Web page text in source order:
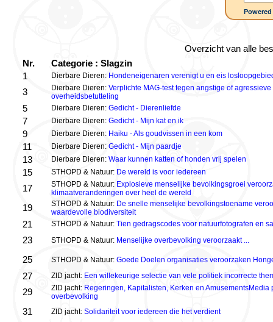
Overzicht van alle
Nr.
Categorie : Slagzin
1
Dierbare Dieren: Hondeneigenaren verenigt u en eis
3 Dierbare Dieren: Verplichte MAG-test tegen angstige of
overheidsbetutteling
5 Dierbare Dieren: Gedicht - Dierenliefde
7 Dierbare Dieren: Gedicht - Mijn kat en ik
9 Dierbare Dieren: Haiku - Als goudvissen in een kom
11 Dierbare Dieren: Gedicht - Mijn paardje
13 Dierbare Dieren: Waar kunnen katten of honden vrij spelen
15 STHOPD & Natuur: De wereld is voor iedereen
17 STHOPD & Natuur: Explosieve menselijke bevolkingsgroei
klimaatveranderingen over heel de wereld
19 STHOPD & Natuur: De snelle menselijke bevolkingstoename
waardevolle biodiversiteit
21 STHOPD & Natuur: Tien gedragscodes voor natuurfotografen en
23 STHOPD & Natuur: Menselijke overbevolking veroorzaakt ...
25 STHOPD & Natuur: Goede Doelen organisaties veroorzaken
27 ZID jacht: Een willekeurige selectie van vele politiek incorrecte
29 ZID jacht: Regeringen, Kapitalisten, Kerken en
overbevolking
31 ZID jacht: Solidariteit voor iedereen die het verdient